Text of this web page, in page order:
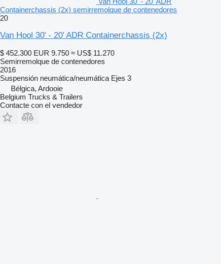
Containerchassis (2x) semirremolque de contenedores
20
Van Hool 30' - 20' ADR Containerchassis (2x)
$ 452.300 EUR 9.750 ≈ US$ 11.270
Semirremolque de contenedores
2016
Suspensión neumática/neumática Ejes 3
Bélgica, Ardooie
Belgium Trucks & Trailers
Contacte con el vendedor